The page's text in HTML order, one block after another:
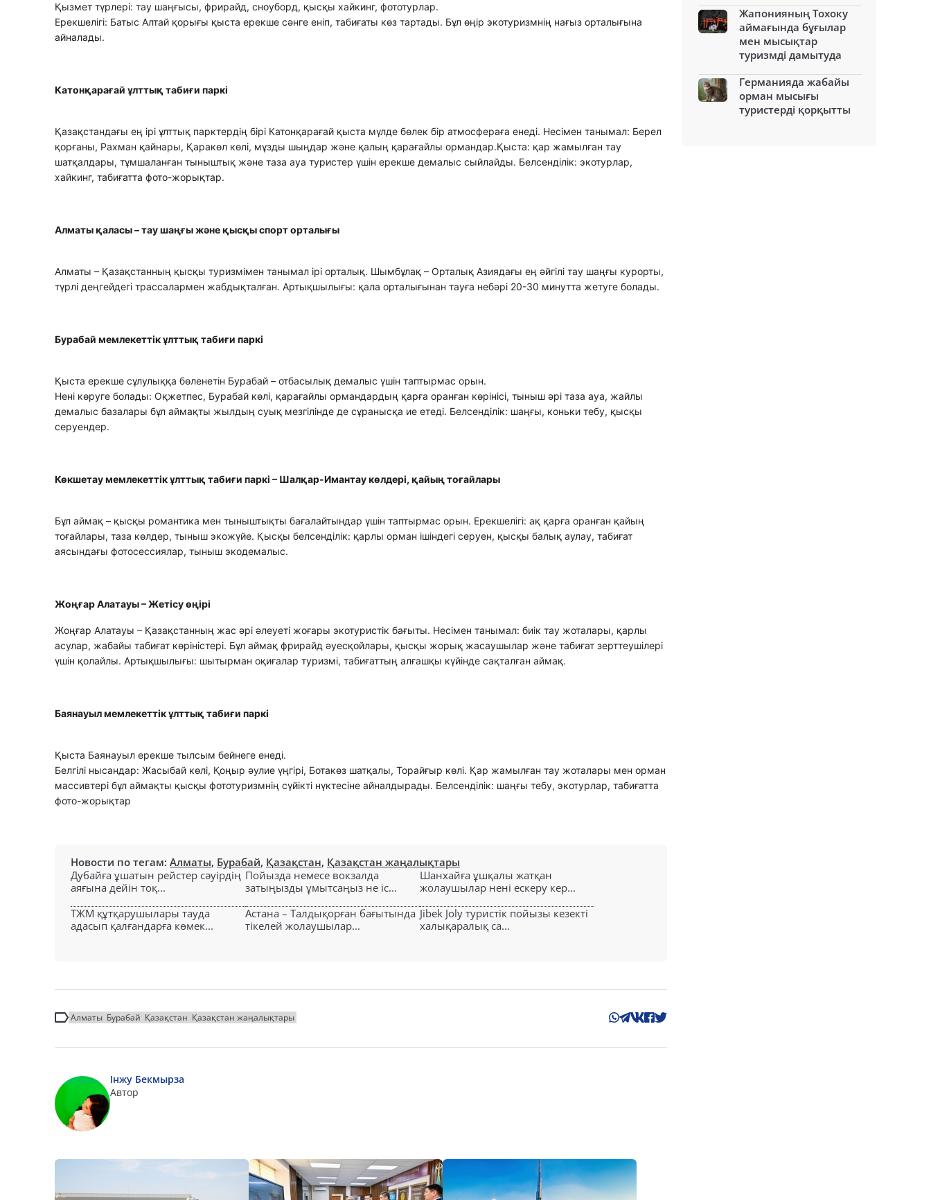
Қызмет түрлері: тау шаңғысы, фрирайд, сноуборд, қысқы хайкинг, фототурлар.
Ерекшелігі: Батыс Алтай қорығы қыста ерекше сәнге еніп, табиғаты көз тартады. Бұл өңір экотуризмнің нағыз орталығына
айналады.
Катонқарағай ұлттық табиғи паркі
Қазақстандағы ең ірі ұлттық парктердің бірі Катонқарағай қыста мүлде бөлек бір атмосфераға енеді. Несімен танымал: Берел
қорғаны, Рахман қайнары, Қаракөл көлі, мұзды шыңдар және қалың қарағайлы ормандар.Қыста: қар жамылған тау
шатқалдары, тұмшаланған тыныштық және таза ауа туристер үшін ерекше демалыс сыйлайды. Белсенділік: экотурлар,
хайкинг, табиғатта фото-жорықтар.
Алматы қаласы – тау шаңғы және қысқы спорт орталығы
Алматы – Қазақстанның қысқы туризмімен танымал ірі орталық. Шымбұлақ – Орталық Азиядағы ең әйгілі тау шаңғы курорты,
түрлі деңгейдегі трассалармен жабдықталған. Артықшылығы: қала орталығынан тауға небәрі 20-30 минутта жетуге болады.
Бурабай мемлекеттік ұлттық табиғи паркі
Қыста ерекше сұлулыққа бөленетін Бурабай – отбасылық демалыс үшін таптырмас орын.
Нені көруге болады: Оқжетпес, Бурабай көлі, қарағайлы ормандардың қарға оранған көрінісі, тыныш әрі таза ауа, жайлы
демалыс базалары бұл аймақты жылдың суық мезгілінде де сұранысқа ие етеді. Белсенділік: шаңғы, коньки тебу, қысқы
серуендер.
Көкшетау мемлекеттік ұлттық табиғи паркі – Шалқар-Имантау көлдері, қайың тоғайлары
Бұл аймақ – қысқы романтика мен тыныштықты бағалайтындар үшін таптырмас орын. Ерекшелігі: ақ қарға оранған қайың
тоғайлары, таза көлдер, тыныш экожүйе. Қысқы белсенділік: қарлы орман ішіндегі серуен, қысқы балық аулау, табиғат
аясындағы фотосессиялар, тыныш экодемалыс.
Жоңғар Алатауы – Жетісу өңірі
Жоңғар Алатауы – Қазақстанның жас әрі әлеуеті жоғары экотуристік бағыты. Несімен танымал: биік тау жоталары, қарлы
асулар, жабайы табиғат көріністері. Бұл аймақ фрирайд әуесқойлары, қысқы жорық жасаушылар және табиғат зерттеушілері
үшін қолайлы. Артықшылығы: шытырман оқиғалар туризмі, табиғаттың алғашқы күйінде сақталған аймақ.
Баянауыл мемлекеттік ұлттық табиғи паркі
Қыста Баянауыл ерекше тылсым бейнеге енеді.
Белгілі нысандар: Жасыбай көлі, Қоңыр әулие үңгірі, Ботакөз шатқалы, Торайғыр көлі. Қар жамылған тау жоталары мен орман
массивтері бұл аймақты қысқы фототуризмнің сүйікті нүктесіне айналдырады. Белсенділік: шаңғы тебу, экотурлар, табиғатта
фото-жорықтар
Новости по тегам: Алматы, Бурабай, Қазақстан, Қазақстан жаңалықтары
Дубайға ұшатын рейстер сәуірдің
аяғына дейін тоқ...
Пойызда немесе вокзалда
затыңызды ұмытсаңыз не іс...
Шанхайға ұшқалы жатқан
жолаушылар нені ескеру кер...
ТЖМ құтқарушылары тауда
адасып қалғандарға көмек...
Астана – Талдықорған бағытында
тікелей жолаушылар...
Jibek Joly туристік пойызы кезекті
халықаралық са...
Алматы Бурабай Қазақстан Қазақстан жаңалықтары
Інжу Бекмырза
Автор
Жапонияның Тохоку
аймағында бұғылар
мен мысықтар
туризмді дамытуда
Германияда жабайы
орман мысығы
туристерді қорқытты